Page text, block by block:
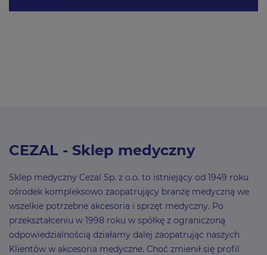
CEZAL - Sklep medyczny
Sklep medyczny Cezal Sp. z o.o. to istniejący od 1949 roku
ośrodek kompleksowo zaopatrujący branżę medyczną we
wszelkie potrzebne akcesoria i sprzęt medyczny. Po
przekształceniu w 1998 roku w spółkę z ograniczoną
odpowiedzialnością działamy dalej zaopatrując naszych
Klientów w akcesoria medyczne. Choć zmienił się profil